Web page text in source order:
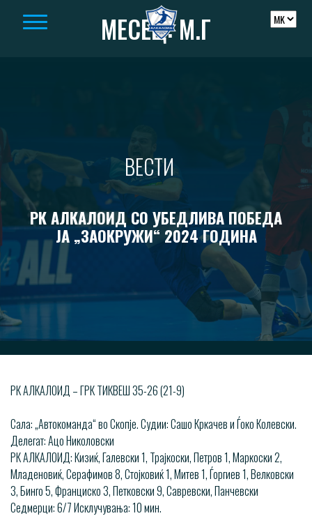
МЕСЕЦ:М.Г
ВЕСТИ
РК АЛКАЛОИД СО УБЕДЛИВА ПОБЕДА
ЈА „ЗАОКРУЖИ“ 2024 ГОДИНА
РК АЛКАЛОИД – ГРК ТИКВЕШ 35-26 (21-9)
Сала: „Автокоманда“ во Скопје. Судии: Сашо Кркачев и Ѓоко Колевски.
Делегат: Ацо Николовски
РК АЛКАЛОИД: Кизиќ, Галевски 1, Трајкоски, Петров 1, Маркоски 2,
Младеновиќ, Серафимов 8, Стојковиќ 1, Митев 1, Ѓоргиев 1, Велковски
3, Бинго 5, Франциско 3, Петковски 9, Савревски, Панчевски
Седмерци: 6/7 Исклучувања: 10 мин.